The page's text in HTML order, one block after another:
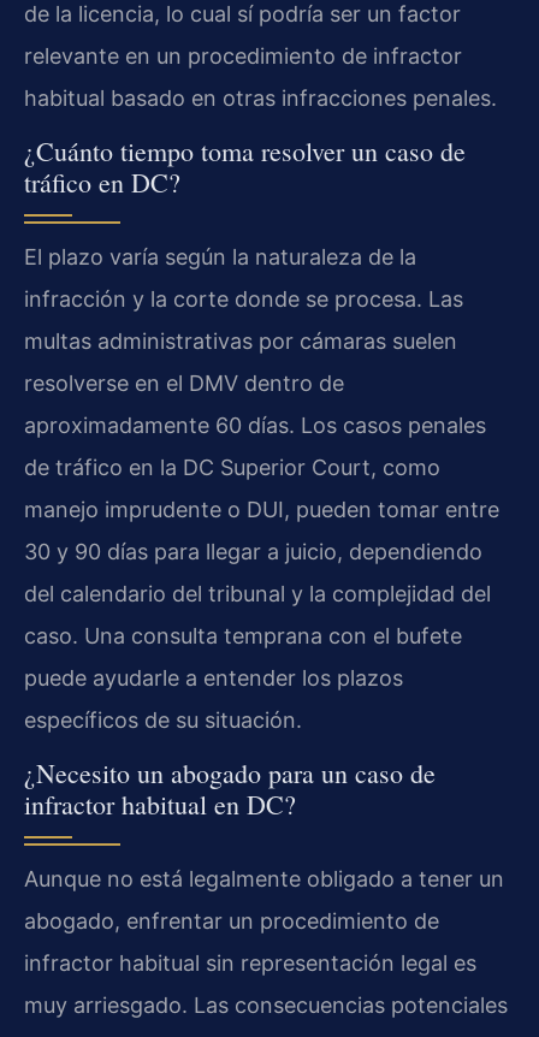
de la licencia, lo cual sí podría ser un factor
relevante en un procedimiento de infractor
habitual basado en otras infracciones penales.
¿Cuánto tiempo toma resolver un caso de
tráfico en DC?
El plazo varía según la naturaleza de la
infracción y la corte donde se procesa. Las
multas administrativas por cámaras suelen
resolverse en el DMV dentro de
aproximadamente 60 días. Los casos penales
de tráfico en la DC Superior Court, como
manejo imprudente o DUI, pueden tomar entre
30 y 90 días para llegar a juicio, dependiendo
del calendario del tribunal y la complejidad del
caso. Una consulta temprana con el bufete
puede ayudarle a entender los plazos
específicos de su situación.
¿Necesito un abogado para un caso de
infractor habitual en DC?
Aunque no está legalmente obligado a tener un
abogado, enfrentar un procedimiento de
infractor habitual sin representación legal es
muy arriesgado. Las consecuencias potenciales